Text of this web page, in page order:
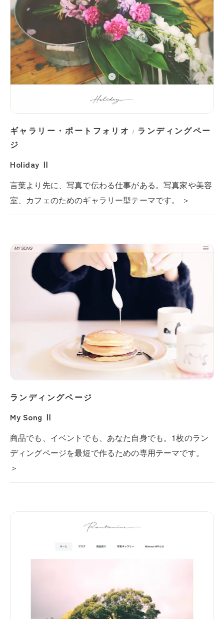
ギャラリー・ポートフォリオ / ランディングペー
ジ
Holiday Ⅱ
言葉より先に、写真で伝わる仕事がある。写真家や美容
室、カフェのためのギャラリー型テーマです。 ＞
ランディングページ
My Song Ⅱ
商品でも、イベントでも、あなた自身でも。1枚のラン
ディングページを最短で作るための専用テーマです。
＞